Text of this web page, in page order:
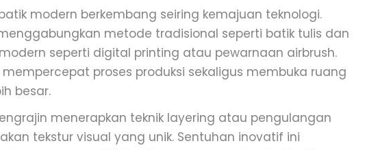
modern berkembang seiring kemajuan teknologi.
metode tradisional seperti batik tulis dan
seperti digital printing atau pewarnaan airbrush.
mempercepat proses produksi sekaligus membuka ruang
besar.
menerapkan teknik layering atau pengulangan
tekstur visual yang unik. Sentuhan inovatif ini